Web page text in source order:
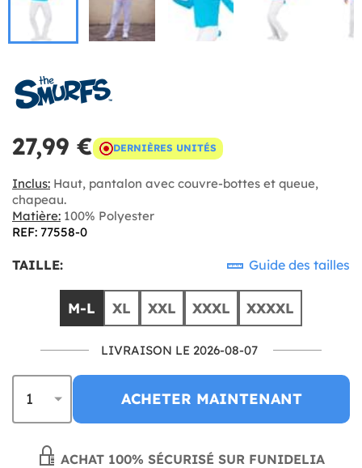
27,99 € DERNIÈRES UNITÉS
Inclus: Haut, pantalon avec couvre-bottes et queue,
chapeau.
Matière: 100% Polyester
REF: 77558-0
TAILLE: Guide des tailles
M-L XL XXL XXXL XXXXL
LIVRAISON LE 2026-08-07
ACHETER MAINTENANT
ACHAT 100% SÉCURISÉ SUR FUNIDELIA